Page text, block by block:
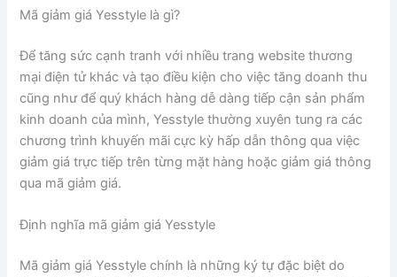
Mã giảm giá Yesstyle là gì?
Để tăng sức cạnh tranh với nhiều trang website thương
mại điện tử khác và tạo điều kiện cho việc tăng doanh thu
cũng như để quý khách hàng dễ dàng tiếp cận sản phẩm
kinh doanh của mình, Yesstyle thường xuyên tung ra các
chương trình khuyến mãi cực kỳ hấp dẫn thông qua việc
giảm giá trực tiếp trên từng mặt hàng hoặc giảm giá thông
qua mã giảm giá.
Định nghĩa mã giảm giá Yesstyle
Mã giảm giá Yesstyle chính là những ký tự đặc biệt do